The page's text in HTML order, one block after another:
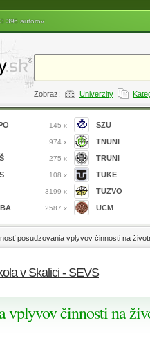
396 autorov
Zobraz: Univerzity
145 x
974 x
275 x
108 x
3199 x
2587 x
SZU
TNUNI
TRUNI
TUKE
TUZVO
UCM
posudzovania vplyvov činnosti na
v Skalici - SEVS
vplyvov činnosti na